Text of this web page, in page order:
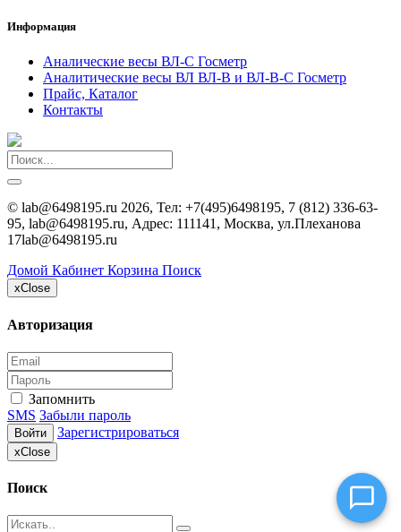
Информация
Аналические весы ВЛ-С Госметр
Аналитические весы ВЛ ВЛ-В и ВЛ-В-С Госметр
Прайс, Каталог
Контакты
© lab@6498195.ru 2026, Тел: +7(495)6498195, 7 (812) 336-63-
95, lab@6498195.ru, Адрес: 111141, Москва, ул.Плеханова
17lab@6498195.ru
Консультант
Сейчас недоступен
Домой Кабинет Корзина Поиск
xClose
Авторизация
Запомнить
SMS Забыли пароль
Войти Зарегистрироваться
xClose
Поиск